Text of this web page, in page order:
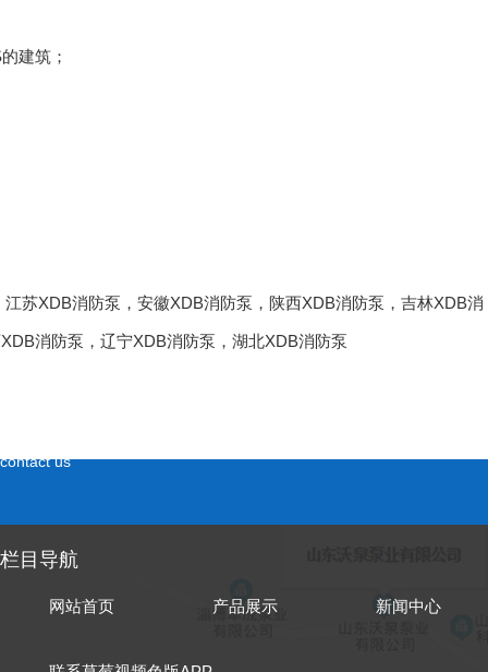
建筑；
江苏XDB消防泵 ， 安徽XDB消防泵 ， 陕西XDB消防泵 ， 吉林XDB消
消防泵 ， 辽宁XDB消防泵 ， 湖北XDB消防泵
contact us
栏目导航
网站首页 产品展示 新闻中心